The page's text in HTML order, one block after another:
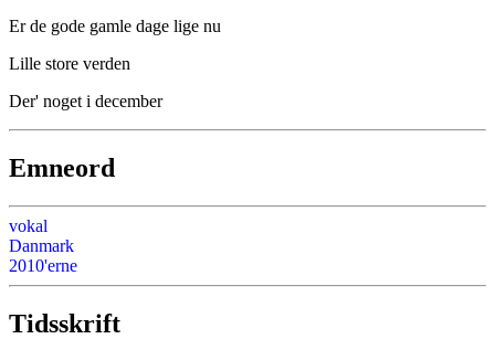
Er de gode gamle dage lige nu
Lille store verden
Der' noget i december
Emneord
vokal
Danmark
2010'erne
Tidsskrift